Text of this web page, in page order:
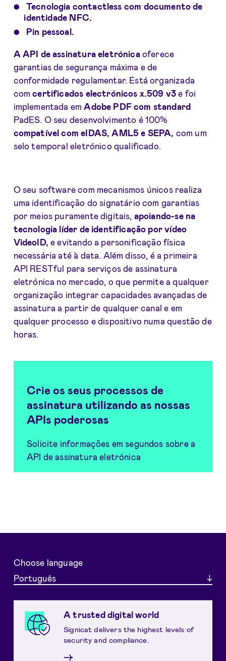
Tecnologia contactless com documento de
identidade NFC.
Pin pessoal.
A API de assinatura eletrónicaoferece
garantias de segurança máxima e de
conformidade regulamentar. Está organizada
comcertificados electrónicos x.509 v3 e foi
implementada emAdobe PDF com standard
PadES. O seu desenvolvimento é 100%
compatível comeIDAS, AML5 e SEPA, com um
selo temporal eletrónico qualificado.
O seu software com mecanismos únicos realiza
uma identificação do signatário com garantias
por meios puramente digitais, apoiando-se na
tecnologia líder de identificação por vídeo
VideoID, e evitando a personificação física
necessária até à data. Além disso, é a primeira
API RESTful para serviços de assinatura
eletrónica no mercado, o que permite a qualquer
organização integrar capacidades avançadas de
assinatura a partir de qualquer canal e em
qualquer processo e dispositivo numa questão de
horas.
Crie os seus processos de
assinatura utilizando as nossas
APIs poderosas
Solicite informações em segundos sobre a
API de assinatura eletrónica
Choose language
Português
A trusted digital world
Signicat delivers the highest levels of
security and compliance.
→